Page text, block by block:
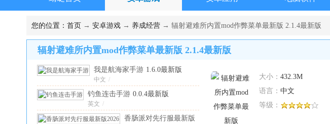
您的位置： 首页 → 安卓游戏 → 养成经营 → 辐射避难所内置mod作弊菜单最新版 2.1.4最新版
辐射避难所内置mod作弊菜单最新版 2.1.4最新版
大小： 432.3M
语言： 中文
等级：
我是航海家手游 1.6.0最新版
中文 /
钓鱼连击手游 0.0.4最新版
英文 /
香肠派对先行服最新版